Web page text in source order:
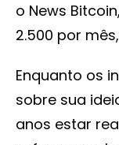
o News
2.500 por
Enquanto os
sobre sua
anos estar